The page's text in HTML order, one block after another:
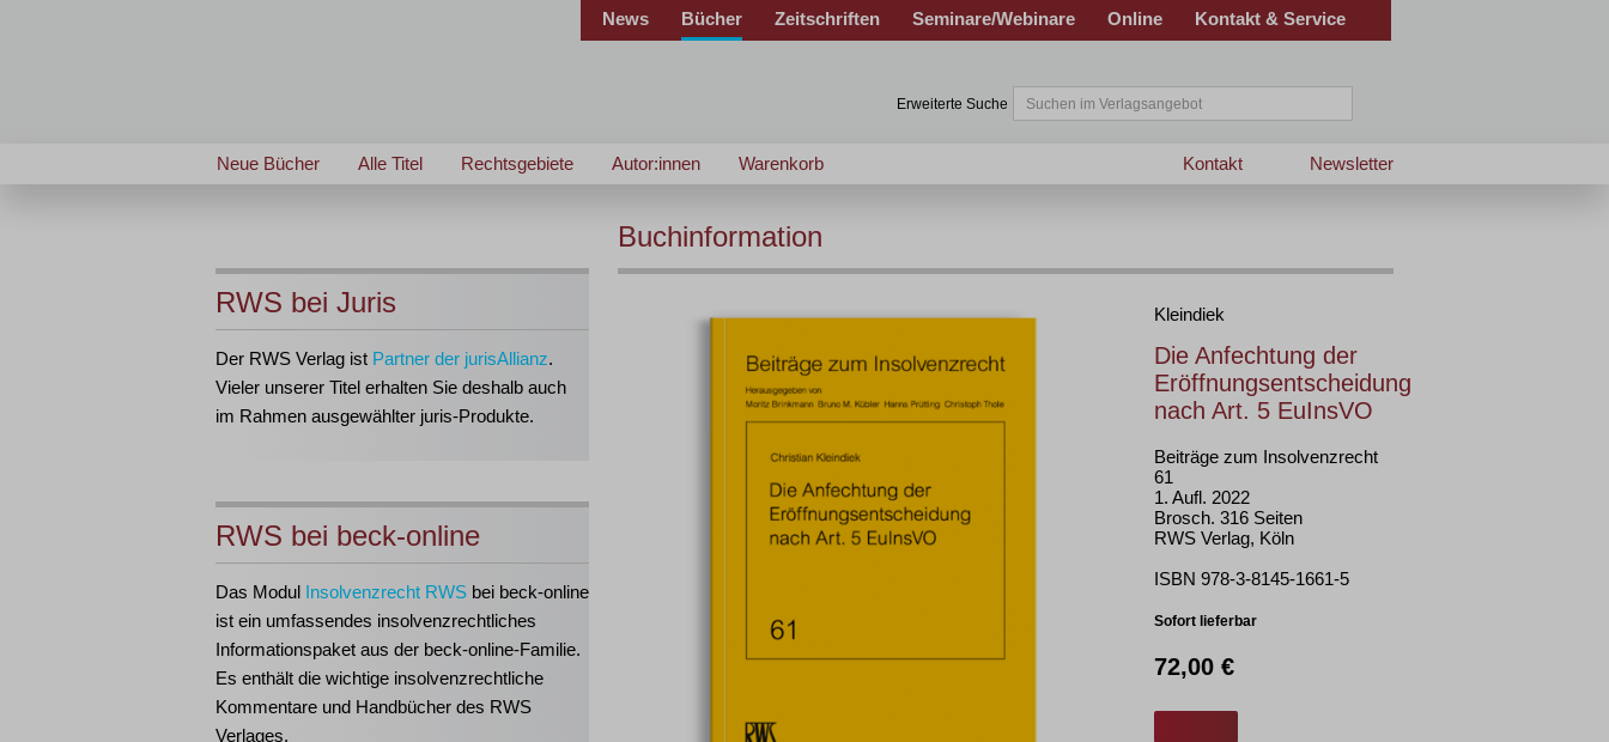
News Bücher Zeitschriften Seminare/Webinare Online Kontakt & Service
Erweiterte Suche
Neue Bücher Alle Titel Rechtsgebiete Autor:innen Warenkorb Newsletter
Kontakt
RWS bei Juris
Der RWS Verlag ist Partner der jurisAllianz.
Vieler unserer Titel erhalten Sie deshalb auch
im Rahmen ausgewählter juris-Produkte.
RWS bei beck-online
Das Modul Insolvenzrecht RWS bei beck-online
ist ein umfassendes insolvenzrechtliches
Informationspaket aus der beck-online-Familie.
Es enthält die wichtige insolvenzrechtliche
Kommentare und Handbücher des RWS
Verlages.
Buchinformation
Kleindiek
Die Anfechtung der
Eröffnungsentscheidung
nach Art. 5 EuInsVO
Beiträge zum Insolvenzrecht
61
1. Aufl. 2022
Brosch. 316 Seiten
RWS Verlag, Köln
ISBN 978-3-8145-1661-5
Sofort lieferbar
72,00 €